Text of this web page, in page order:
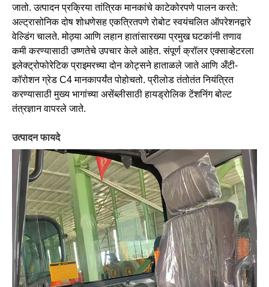
जातो. उत्पादन प्रक्रिया तांत्रिक मानकांचे काटेकोरपणे पालन करते:
अल्ट्रासोनिक दोष शोधणेसह एकत्रितपणे रोबोट स्वयंचलित ऑपरेशनद्वारे
वेल्डिंग चालते. मोठ्या आणि लहान हातांसारख्या प्रमुख घटकांनी तणाव
कमी करण्यासाठी उष्णतेचे उपचार केले आहेत. संपूर्ण क्रॉलर एक्साव्हेटरला
इलेक्ट्रोफोरेटिक प्राइमरच्या दोन कोट्सने हाताळले जाते आणि अँटी-
कॉरोशन ग्रेड C4 मानकापर्यंत पोहोचतो. प्रीलोड तंतोतंत नियंत्रित
करण्यासाठी मुख्य भागांच्या असेंब्लीसाठी हायड्रोलिक टेंशनिंग बोल्ट
तंत्रज्ञान वापरले जाते.
उत्पादन फायदे